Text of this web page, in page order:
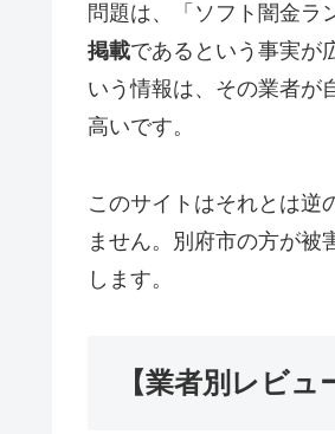
問題は、「ソフト闇金ラ
掲載であるという事実が
いう情報は、その業者が
高いです。
このサイトはそれとは逆
ません。別府市の方が被
します。
【業者別レビ